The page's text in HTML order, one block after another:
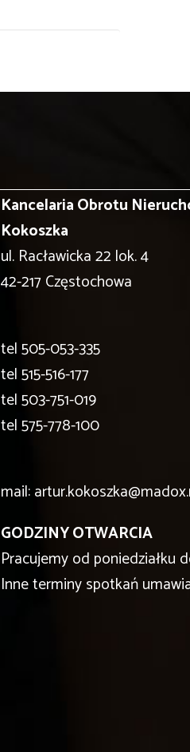
Kancelaria Obrotu
Kokoszka
ul. Racławicka 22 lok. 4
42-217 Częstochowa
tel505-053-335
tel515-516-177
tel503-751-019
tel575-778-100
mail:
GODZINY OTWARCIA
Pracujemy od poniedziałku
Inne terminy spotkań